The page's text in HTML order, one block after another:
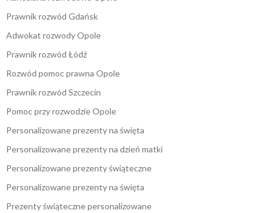
Prawnik rozwód Gdańsk
Adwokat rozwody Opole
Prawnik rozwód Łódź
Rozwód pomoc prawna Opole
Prawnik rozwód Szczecin
Pomoc przy rozwodzie Opole
Personalizowane prezenty na święta
Personalizowane prezenty na dzień matki
Personalizowane prezenty świąteczne
Personalizowane prezenty na święta
Prezenty świąteczne personalizowane